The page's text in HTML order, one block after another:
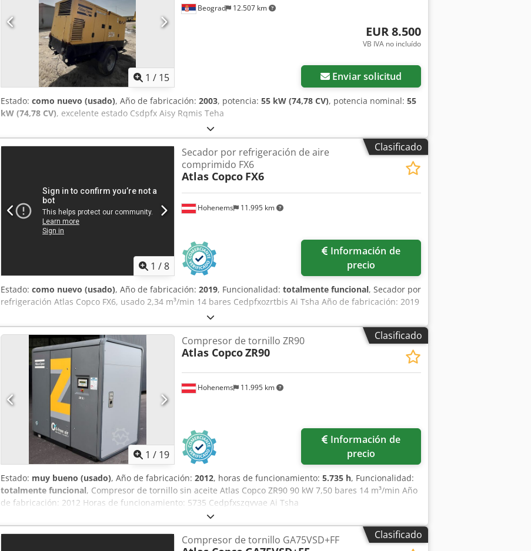
1 / 15
Beograd 12.507 km
EUR 8.500
VB IVA no incluído
Enviar solicitud
Estado: como nuevo (usado), Año de fabricación: 2003, potencia: 55 kW (74,78 CV), potencia nominal: 55
kW (74,78 CV), excelente estado Csdpfx Aisy Rqmis Teha
Clasificado
1 /8
Hohenems 11.995 km
Secador por refrigeración de aire
comprimido FX6
Atlas Copco FX6
precio
Estado: como nuevo (usado), Año de fabricación: 2019, Funcionalidad: totalmente funcional, Secador por
refrigeración Atlas Copco FX6, usado 2,34 m³/min 14 bares Cedpfxozrtbis Ai Tsha Año de fabricación: 2019
Clasificado
1 / 19
Hohenems 11.995 km
Compresor de tornillo ZR90
Atlas CopcoZR90
precio
Estado: muy bueno (usado), Año de fabricación: 2012, horas de funcionamiento: 5.735 h, Funcionalidad:
totalmente funcional, Compresor de tornillo sin aceite Atlas Copco ZR90 90 kW 7,50 bares 14 m³/min Año
de fabricación: 2012 Horas de funcionamiento: 5735 Cedpfxszqvvae Ai Tsha
Clasificado
Compresor de tornillo GA75VSD+FF